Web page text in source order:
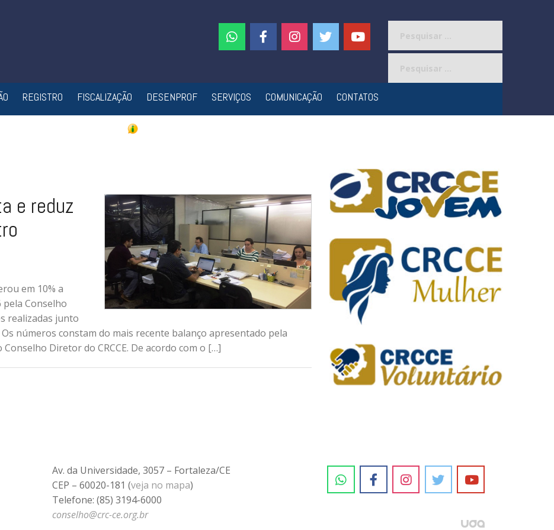
REGISTRO FISCALIZAÇÃO DESENPROF SERVIÇOS COMUNICAÇÃO CONTATOS
e reduz
em 10% a
pela Conselho
realizadas junto
números constam do mais recente balanço apresentado pela
Diretor do CRCCE. De acordo com o […]
Av. da Universidade, 3057 – Fortaleza/CE
CEP – 60020-181 (veja no mapa)
Telefone: (85) 3194-6000
conselho@crc-ce.org.br